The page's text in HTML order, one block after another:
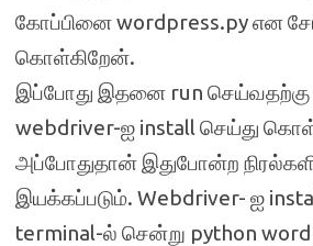
கோப்பினை wordpress.py என
கொள்கிறேன்.
இப்போது இதனை run செய்வதற்கு
webdriver-ஐ install செய்து
அப்போதுதான் இதுபோன்ற
இயக்கப்படும். Webdriver- ஐ
terminal-ல் சென்று python